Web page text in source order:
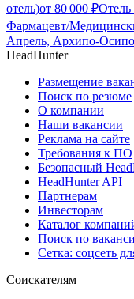
отель)от 80 000 ₽
Фармацевт/
Апрель, Архипо-
HeadHunter
Размещение
Поиск по резюме
О компании
Наши вакансии
Реклама на сайте
Требования к ПО
Безопасный
HeadHunter API
Партнерам
Инвесторам
Каталог
Поиск по
Сетка: соцсеть
Соискателям